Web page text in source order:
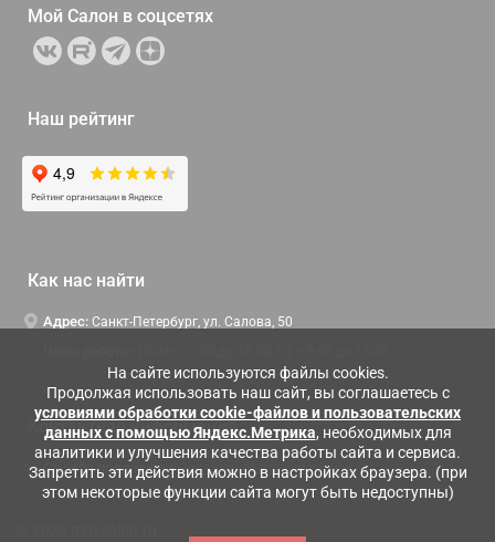
На сайте используются файлы cookies.
Продолжая использовать наш сайт, вы соглашаетесь с
условиями обработки cookie-файлов и пользовательских
данных с помощью Яндекс.Метрика, необходимых для
аналитики и улучшения качества работы сайта и сервиса.
Запретить эти действия можно в настройках браузера. (при
этом некоторые функции сайта могут быть недоступны)
Мой Салон в соцсетях
Наш рейтинг
Как нас найти
Адрес: Санкт-Петербург, ул. Салова, 50
Контактная информация
Служба поддержки: Заказать обратный звонок